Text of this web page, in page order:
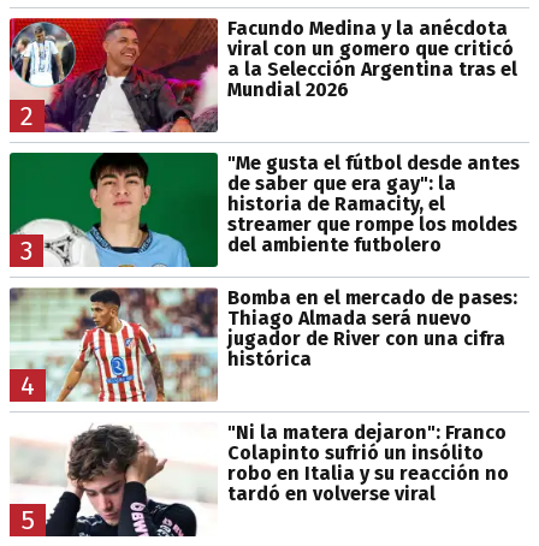
2
Facundo Medina y la anécdota
viral con un gomero que criticó
a la Selección Argentina tras el
Mundial 2026
3
"Me gusta el fútbol desde antes
de saber que era gay": la
historia de Ramacity, el
streamer que rompe los moldes
del ambiente futbolero
4
Bomba en el mercado de pases:
Thiago Almada será nuevo
jugador de River con una cifra
histórica
5
"Ni la matera dejaron": Franco
Colapinto sufrió un insólito
robo en Italia y su reacción no
tardó en volverse viral